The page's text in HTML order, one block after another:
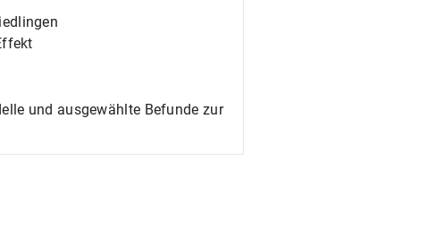
und ausgewählte Befunde zur